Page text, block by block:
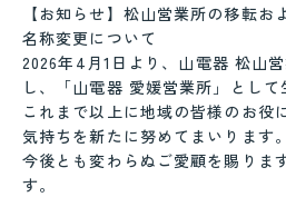
【お知らせ】松山営業所の移転お
名称変更について
2026年4月1日より、山電器 松山
し、「山電器 愛媛営業所」として
これまで以上に地域の皆様のお役
気持ちを新たに努めてまいります。
今後とも変わらぬご愛顧を賜りま
す。